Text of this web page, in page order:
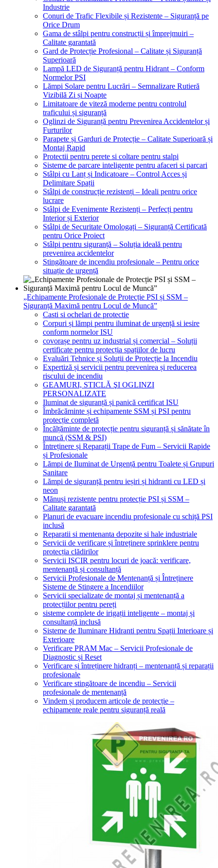
Industrie
Conuri de Trafic Flexibile și Rezistente – Siguranță pe
Orice Drum
Gama de stâlpi pentru construcții și împrejmuiri –
Calitate garantată
Gard de Protecție Profesional – Calitate și Siguranță
Superioară
Lampă LED de Siguranță pentru Hidrant – Conform
Normelor PSI
Lămpi Solare pentru Lucrări – Semnalizare Rutieră
Vizibilă Zi și Noapte
Limitatoare de viteză moderne pentru controlul
traficului și siguranță
Oglinzi de Siguranță pentru Prevenirea Accidentelor și
Furturilor
Parapete și Garduri de Protecție – Calitate Superioară și
Montaj Rapid
Protectii pentru perete si coltare pentru stalpi
Sisteme de parcare inteligente pentru afaceri si parcari
Stâlpi cu Lanț și Indicatoare – Control Acces și
Delimitare Spații
Stâlpi de construcție rezistenți – Ideali pentru orice
lucrare
Stâlpi de Evenimente Rezistenți – Perfecți pentru
Interior și Exterior
Stâlpi de Securitate Omologați – Siguranță Certificată
pentru Orice Proiect
Stâlpi pentru siguranță – Soluția ideală pentru
prevenirea accidentelor
Stingătoare de incendiu profesionale – Pentru orice
situație de urgență
„Echipamente Profesionale de Protecție PSI și SSM –
Siguranță Maximă pentru Locul de Muncă”
Casti si ochelari de protectie
Corpuri și lămpi pentru iluminat de urgență si iesire
conform normelor ISU
covorașe pentru uz industrial și comercial – Soluții
certificate pentru protecția spațiilor de lucru
Evaluări Tehnice și Soluții de Protecție la Incendiu
Expertiză și servicii pentru prevenirea și reducerea
riscului de incendiu
GEAMURI, STICLĂ ŞI OGLINZI
PERSONALIZATE
Iluminat de siguranță și panică certificat ISU
Îmbrăcăminte și echipamente SSM și PSI pentru
protecție completă
Încălțăminte de protecție pentru siguranță și sănătate în
muncă (SSM & PSI)
Întreținere și Reparații Trape de Fum – Servicii Rapide
și Profesionale
Lămpi de Iluminat de Urgență pentru Toalete și Grupuri
Sanitare
Lămpi de siguranță pentru ieșiri și hidranti cu LED și
neon
Mănuși rezistente pentru protecție PSI și SSM –
Calitate garantată
Planuri de evacuare incendiu profesionale cu schiță PSI
inclusă
Reparatii si mentenanta depozite si hale industriale
Servicii de verificare și întreținere sprinklere pentru
protecția clădirilor
Servicii ISCIR pentru locuri de joacă: verificare,
mentenanță și consultanță
Servicii Profesionale de Mentenanță și Întreținere
Sisteme de Stingere a Incendiilor
Servicii specializate de montaj și mentenanță a
protecțiilor pentru pereți
sisteme complete de irigații inteligente – montaj și
consultanță inclusă
Sisteme de Iluminare Hidranti pentru Spații Interioare și
Exterioare
Verificare PRAM Mac – Servicii Profesionale de
Diagnostic și Reset
Verificare și întreținere hidranți – mentenanță și reparații
profesionale
Verificare stingătoare de incendiu – Servicii
profesionale de mentenanță
Vindem și producem articole de protecție –
echipamente reale pentru siguranță reală